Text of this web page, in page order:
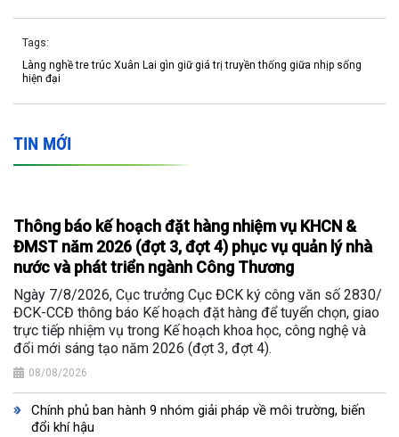
Tags:
Làng nghề tre trúc Xuân Lai gìn giữ giá trị truyền thống giữa nhịp sống
hiện đại
TIN MỚI
Thông báo kế hoạch đặt hàng nhiệm vụ KHCN &
ĐMST năm 2026 (đợt 3, đợt 4) phục vụ quản lý nhà
nước và phát triển ngành Công Thương
Ngày 7/8/2026, Cục trưởng Cục ĐCK ký công văn số 2830/
ĐCK-CCĐ thông báo Kế hoạch đặt hàng để tuyển chọn, giao
trực tiếp nhiệm vụ trong Kế hoạch khoa học, công nghệ và
đổi mới sáng tạo năm 2026 (đợt 3, đợt 4).
08/08/2026
Chính phủ ban hành 9 nhóm giải pháp về môi trường, biến
đổi khí hậu